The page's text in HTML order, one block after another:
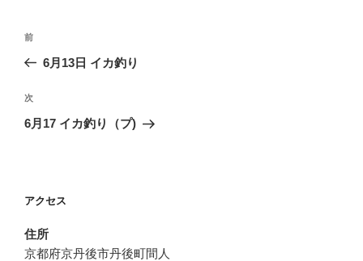
投
ビ
ゲ
ン
前
の
稿
前
6月13日 イカ釣り
次
の
次
6月17 イカ釣り（プ)
アクセス
住所
京都府京丹後市丹後町間人